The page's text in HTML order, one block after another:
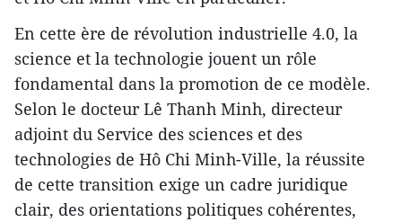
En cette ère de révolution industrielle 4.0, la
science et la technologie jouent un rôle
fondamental dans la promotion de ce modèle.
Selon le docteur Lê Thanh Minh, directeur
adjoint du Service des sciences et des
technologies de Hô Chi Minh-Ville, la réussite
de cette transition exige un cadre juridique
clair, des orientations politiques cohérentes,